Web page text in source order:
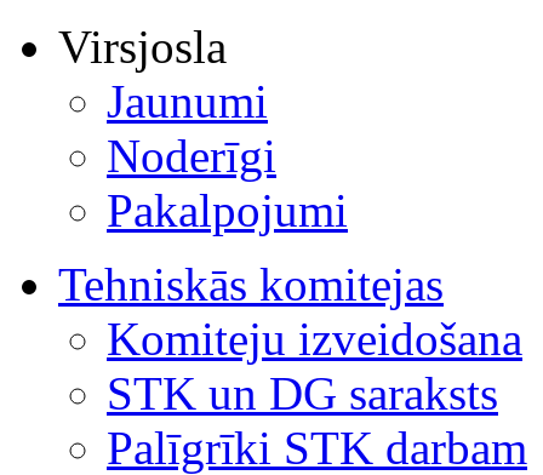
Virsjosla
Jaunumi
Noderīgi
Pakalpojumi
Tehniskās komitejas
Komiteju izveidošana
STK un DG saraksts
Palīgrīki STK darbam